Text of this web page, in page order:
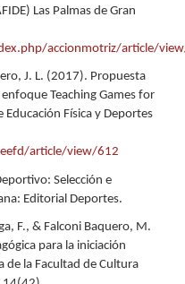
Las Palmas de Gran
accionmotriz/article/
J. L. (2017). Propuesta
Teaching Games for
Física y Deportes
article/view/612
Selección e
Editorial Deportes.
F., & Falconi Baquero, M.
para la iniciación
de la Facultad de Cultura